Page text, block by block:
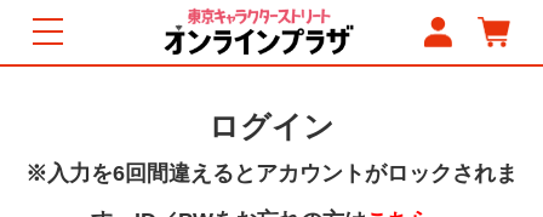
ログイン
※入力を6回間違えるとアカウントがロックされま